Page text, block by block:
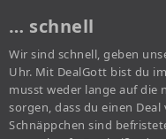
… schnell
Wir sind schnell, geben
Uhr. Mit DealGott bist du
musst weder lange auf die
sorgen, dass du einen
Schnäppchen sind